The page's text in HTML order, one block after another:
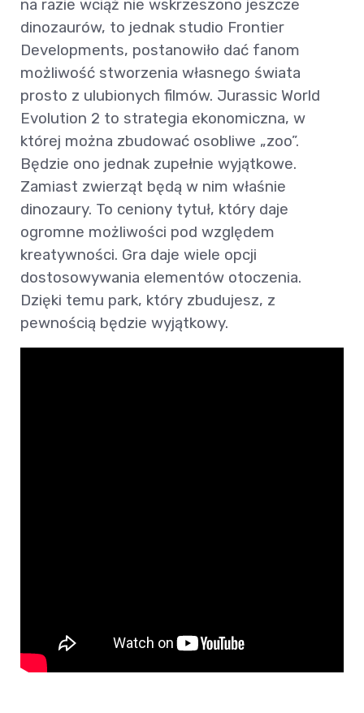
na razie wciąż nie wskrzeszono jeszcze
dinozaurów, to jednak studio Frontier
Developments, postanowiło dać fanom
możliwość stworzenia własnego świata
prosto z ulubionych filmów. Jurassic World
Evolution 2 to strategia ekonomiczna, w
której można zbudować osobliwe „zoo”.
Będzie ono jednak zupełnie wyjątkowe.
Zamiast zwierząt będą w nim właśnie
dinozaury. To ceniony tytuł, który daje
ogromne możliwości pod względem
kreatywności. Gra daje wiele opcji
dostosowywania elementów otoczenia.
Dzięki temu park, który zbudujesz, z
pewnością będzie wyjątkowy.